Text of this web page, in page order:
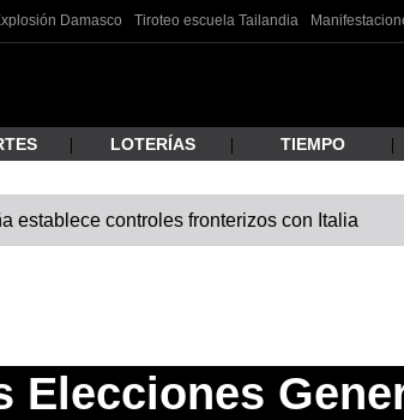
Damasco Tiroteo escuela Tailandia
LOTERÍAS TIEMPO
establece controles fronterizos con Italia
Elecciones